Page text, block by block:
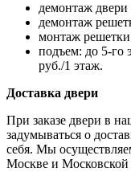
демонтаж двери
демонтаж
монтаж решетки
подъем: до 5-го
руб./1 этаж.
Доставка двери
При заказе двери в
задумываться о
себя. Мы
Москве и Московской